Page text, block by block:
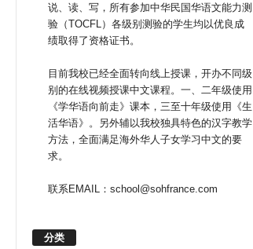
说、读、写，所有参加中华民国华语文能力测
验（TOCFL）各级别测验的学生均以优良成
绩取得了资格证书。
目前我校已经全面转向线上授课，开办不同级
别的在线视频授课中文课程。一、二年级使用
《学华语向前走》课本，三至十年级使用《生
活华语》。另外辅以我校独具特色的汉字教学
方法，全面满足海外华人子女学习中文的要
求。
联系EMAIL：school@sohfrance.com
分类